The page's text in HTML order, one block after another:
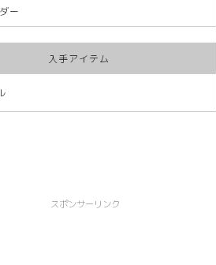
ー
入手アイテム
スポンサーリンク